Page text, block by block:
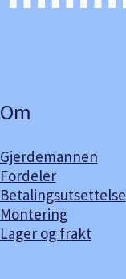
Om
Gjerdemannen
Fordeler
Betalingsutsettelse
Montering
Lager og frakt